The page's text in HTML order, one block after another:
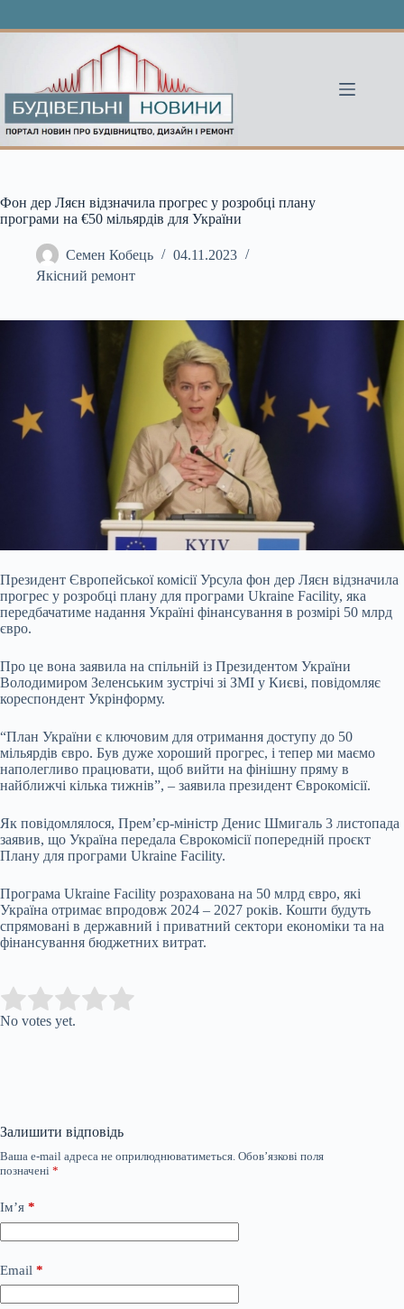
Фон дер Ляєн відзначила прогрес у розробці плану
програми на €50 мільярдів для України
Семен Кобець
04.11.2023
Якісний ремонт
Президент Європейської комісії Урсула фон дер Ляєн відзначила
прогрес у розробці плану для програми Ukraine Facility, яка
передбачатиме надання Україні фінансування в розмірі 50 млрд
євро.
Про це вона заявила на спільній із Президентом України
Володимиром Зеленським зустрічі зі ЗМІ у Києві, повідомляє
кореспондент Укрінформу.
“План України є ключовим для отримання доступу до 50
мільярдів євро. Був дуже хороший прогрес, і тепер ми маємо
наполегливо працювати, щоб вийти на фінішну пряму в
найближчі кілька тижнів”, – заявила президент Єврокомісії.
Як повідомлялося, Прем’єр-міністр Денис Шмигаль 3 листопада
заявив, що Україна передала Єврокомісії попередній проєкт
Плану для програми Ukraine Facility.
Програма Ukraine Facility розрахована на 50 млрд євро, які
Україна отримає впродовж 2024 – 2027 років. Кошти будуть
спрямовані в державний і приватний сектори економіки та на
фінансування бюджетних витрат.
Rate this item:
No votes yet.
Залишити відповідь
Ваша e-mail адреса не оприлюднюватиметься. Обов’язкові поля
позначені *
Ім’я *
Email *